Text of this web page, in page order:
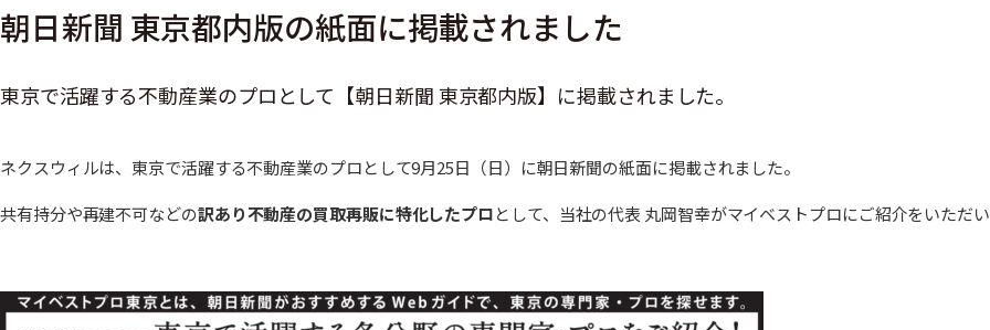
朝日新聞 東京都内版の紙面に掲載されました
東京で活躍する不動産業のプロとして【朝日新聞 東京都内版】に掲載されました。
ネクスウィルは、東京で活躍する不動産業のプロとして9月25日（日）に朝日新聞の紙面に掲載されました。
共有持分や再建不可などの訳あり不動産の買取再販に特化したプロとして、当社の代表 丸岡智幸がマイベストプロにご紹介をいただい